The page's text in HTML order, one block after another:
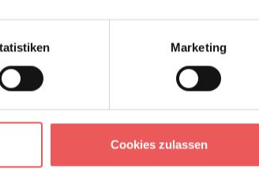
Marketing
Cookies zulassen